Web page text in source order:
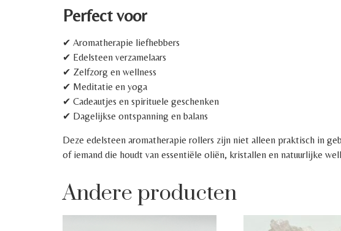
Perfect voor
✔ Aromatherapie liefhebbers
✔ Edelsteen verzamelaars
✔ Zelfzorg en wellness
✔ Meditatie en yoga
✔ Cadeautjes en spirituele geschenken
✔ Dagelijkse ontspanning en balans
Deze edelsteen aromatherapie rollers zijn niet alleen praktisch in
of iemand die houdt van essentiële oliën, kristallen en natuurlijke
Andere producten